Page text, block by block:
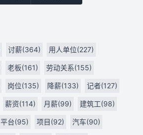
讨薪(364) 用人单位(227)
老板(161) 劳动关系(155)
岗位(135) 降薪(133) 记者(127)
薪资(114) 月薪(99) 建筑工(98)
平台(95) 项目(92) 汽车(90)